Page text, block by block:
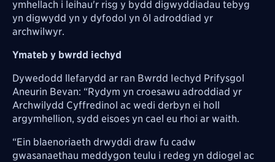
ymhellach i leihau'r risg y bydd digwyddiadau tebyg
yn digwydd yn y dyfodol yn ôl adroddiad yr
archwilwyr.
Ymateb y bwrdd iechyd
Dywedodd llefarydd ar ran Bwrdd Iechyd Prifysgol
Aneurin Bevan: “Rydym yn croesawu adroddiad yr
Archwilydd Cyffredinol ac wedi derbyn ei holl
argymhellion, sydd eisoes yn cael eu rhoi ar waith.
“Ein blaenoriaeth drwyddi draw fu cadw
gwasanaethau meddygon teulu i redeg yn ddiogel ac